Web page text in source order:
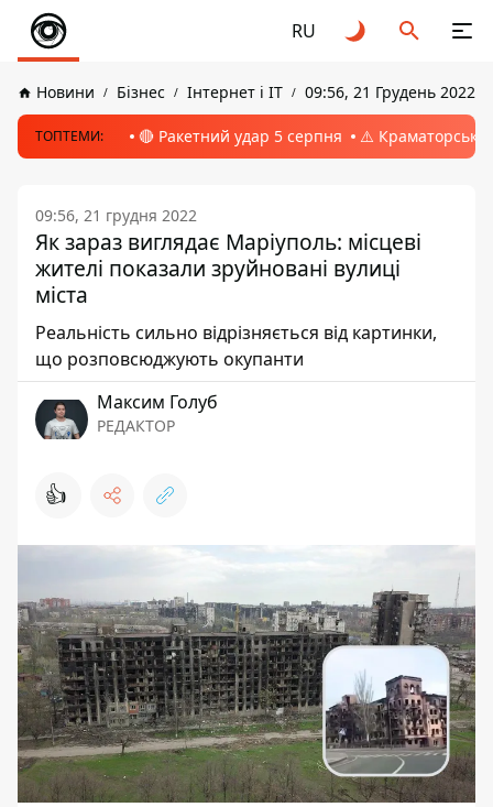
RU
Новини Бізнес Інтернет і ІТ 09:56, 21 Грудень 2022
ТОПТЕМИ: 🔴 Ракетний удар 5 серпня ⚠️ Краматорськ,
09:56, 21 грудня 2022
Як зараз виглядає Маріуполь: місцеві
жителі показали зруйновані вулиці
міста
Реальність сильно відрізняється від картинки,
що розповсюджують окупанти
Максим Голуб
РЕДАКТОР
👍